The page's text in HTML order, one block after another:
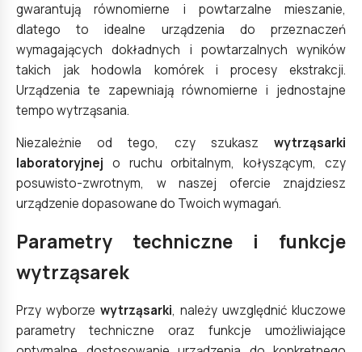
gwarantują równomierne i powtarzalne mieszanie,
dlatego to idealne urządzenia do przeznaczeń
wymagających dokładnych i powtarzalnych wyników
takich jak hodowla komórek i procesy ekstrakcji.
Urządzenia te zapewniają równomierne i jednostajne
tempo wytrząsania.
Niezależnie od tego, czy szukasz wytrząsarki
laboratoryjnej o ruchu orbitalnym, kołyszącym, czy
posuwisto-zwrotnym, w naszej ofercie znajdziesz
urządzenie dopasowane do Twoich wymagań.
Parametry techniczne i funkcje
wytrząsarek
Przy wyborze wytrząsarki, należy uwzględnić kluczowe
parametry techniczne oraz funkcje umożliwiające